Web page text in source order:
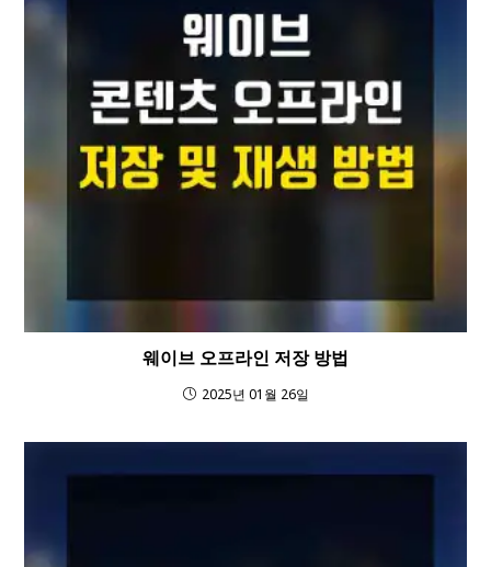
웨이브 오프라인 저장 방법
2025년 01월 26일